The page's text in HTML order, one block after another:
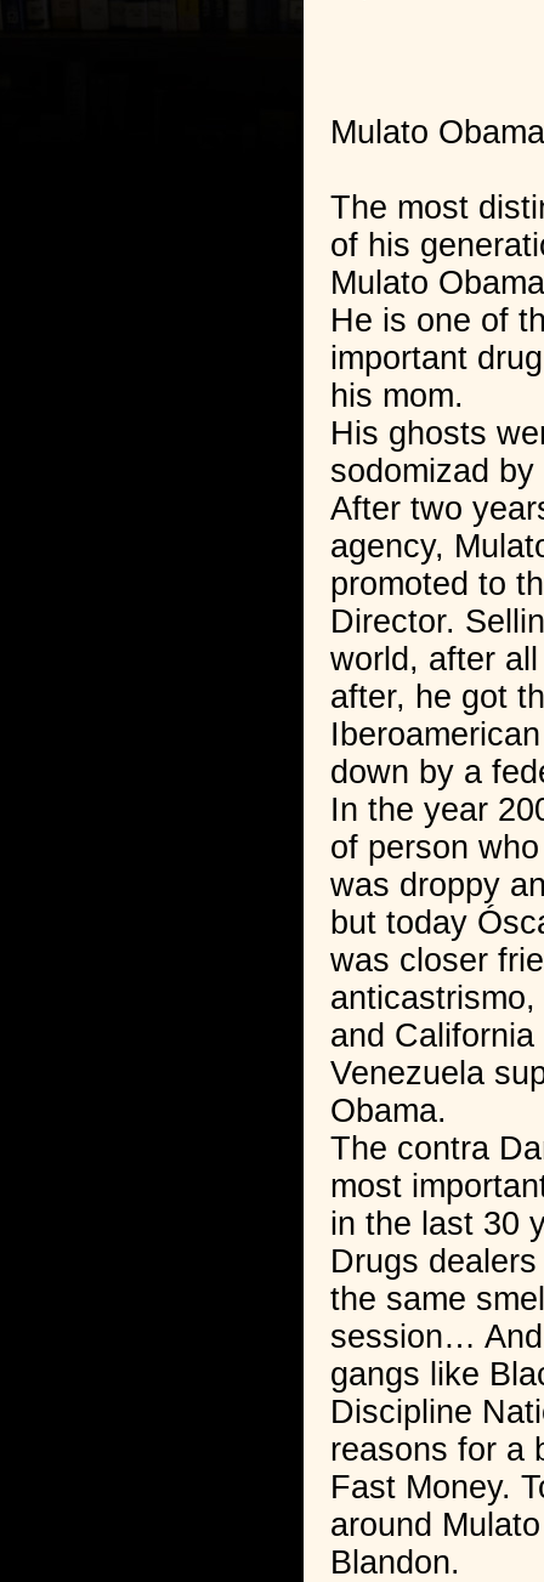
Mulato
The most
of his
Mulato
He is one of
important
his mom.
His ghosts
sodomizad
After two
agency,
promoted to
Director.
world, after
after, he got
down by a
In the year
of person
was droppy
but today
was closer
and
Venezuela
Obama.
The contra
most
in the last 30
Drugs
the same
session…
gangs like
Discipline
reasons for a
Fast Money.
around
Blandon.